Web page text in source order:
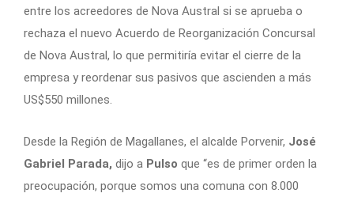
entre los acreedores de Nova Austral si se aprueba o
rechaza el nuevo Acuerdo de Reorganización Concursal
de Nova Austral, lo que permitiría evitar el cierre de la
empresa y reordenar sus pasivos que ascienden a más
US$550 millones.
Desde la Región de Magallanes, el alcalde Porvenir, José
Gabriel Parada, dijo a Pulso que “es de primer orden la
preocupación, porque somos una comuna con 8.000